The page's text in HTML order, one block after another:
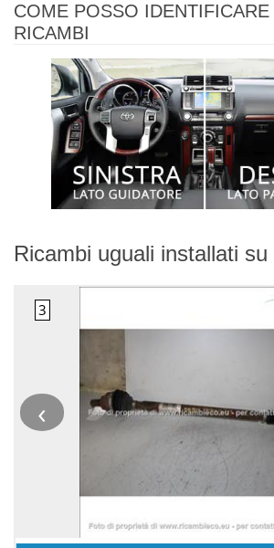
COME POSSO IDENTIFICARE
RICAMBI
Ricambi uguali installati
‹